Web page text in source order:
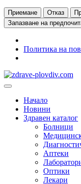
Приемане Отказ
Запазване на
Политика на
Преминете
към
Основно
Начало
Новини
Здравен каталог
Болници
Аптеки
Оптики
Лекари